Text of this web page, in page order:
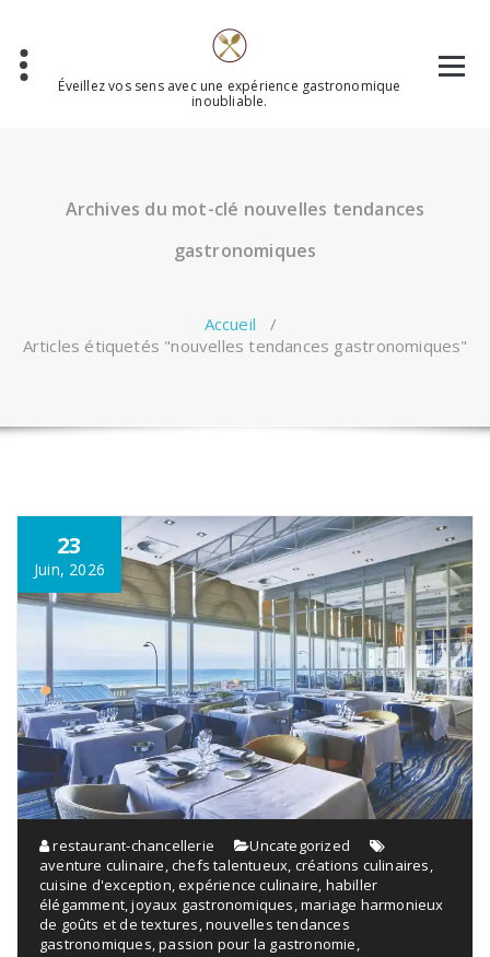
contenu
Éveillez vos sens avec une expérience gastronomique
inoubliable.
Archives du mot-clé nouvelles tendances
gastronomiques
Accueil /
Articles étiquetés "nouvelles tendances gastronomiques"
23
Juin, 2026
restaurant-chancellerie
Uncategorized
aventure culinaire,chefs talentueux, créations culinaires,
cuisine d'exception,expérience culinaire, habiller
élégamment,joyaux gastronomiques,mariage harmonieux
de goûts et de textures,nouvelles tendances
gastronomiques,passion pour la gastronomie,